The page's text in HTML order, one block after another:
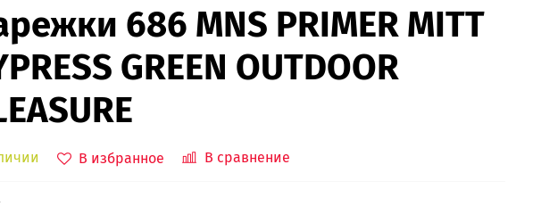
686 MNS PRIMER MITT
GREEN OUTDOOR
В избранное В сравнение